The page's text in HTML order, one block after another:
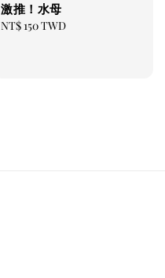
激推！水母
Regular
NT$ 150 TWD